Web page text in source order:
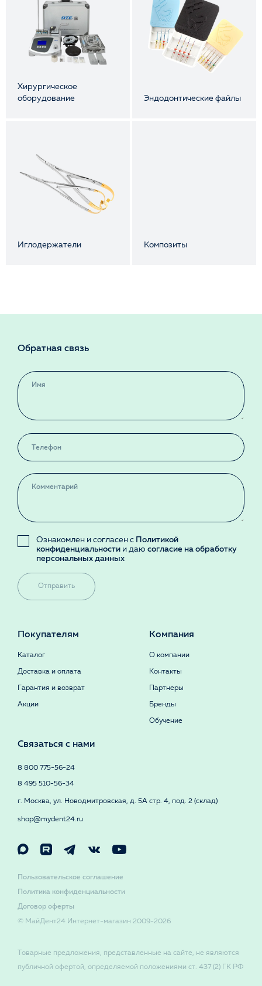
Хирургическое
оборудование
Эндодонтические файлы
Иглодержатели Композиты
Обратная связь
Ознакомлен и согласен с Политикой
конфиденциальности и даю согласие на обработку
персональных данных
Отправить
Покупателям
Каталог
Доставка и оплата
Гарантия и возврат
Акции
Компания
О компании
Контакты
Партнеры
Бренды
Обучение
Связаться с нами
8 800 775-56-24
8 495 510-56-34
г. Москва, ул. Новодмитровская, д. 5А стр. 4, под. 2 (склад)
shop@mydent24.ru
© МайДент24 Интернет-магазин 2009-2026
Договор оферты
Политика конфиденциальности
Пользовательское соглашение
Товарные предложения, представленные на сайте, не являются
публичной офертой, определяемой положениями ст. 437 (2) ГК РФ